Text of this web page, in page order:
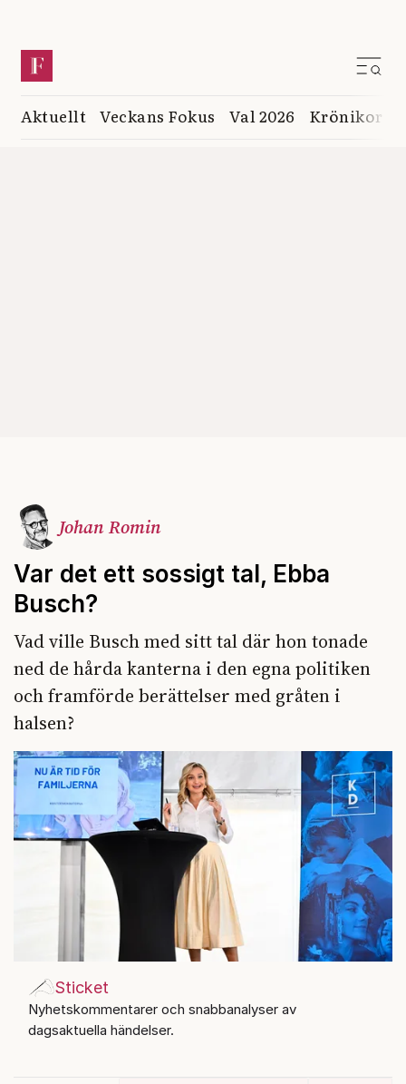
Aktuellt Veckans Fokus Val 2026 Krönikor
Johan Romin
Var det ett sossigt tal, Ebba
Busch?
Vad ville Busch med sitt tal där hon tonade
ned de hårda kanterna i den egna politiken
och framförde berättelser med gråten i
halsen?
Sticket
Nyhetskommentarer och snabbanalyser av
dagsaktuella händelser.